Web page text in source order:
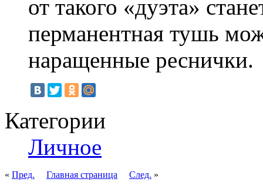
от такого «дуэта»
перманентная тушь
наращенные реснички.
Категории
Личное
« Пред. Главная страница След. »